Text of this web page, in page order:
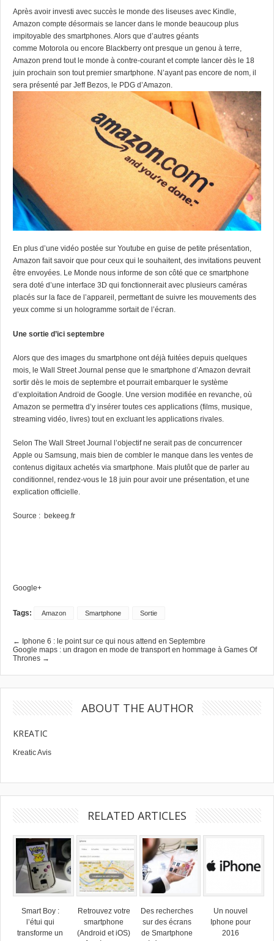
Après avoir investi avec succès le monde des liseuses avec Kindle,
Amazon compte désormais se lancer dans le monde beaucoup plus
impitoyable des smartphones.Alors que d’autres géants
comme Motorola ou encore Blackberry ont presque un genou à terre,
Amazon prend tout le monde à contre-courant et compte lancer dès le 18
juin prochain son tout premier smartphone. N’ayant pas encore de nom, il
sera présenté par Jeff Bezos, le PDG d’Amazon.
En plus d’une vidéo postée sur Youtube en guise de petite présentation,
Amazon fait savoir que pour ceux qui le souhaitent, des invitations peuvent
être envoyées. Le Monde nous informe de son côté que ce smartphone
sera doté d’une interface 3D qui fonctionnerait avec plusieurs caméras
placés sur la face de l’appareil, permettant de suivre les mouvements des
yeux comme si un hologramme sortait de l’écran.
Une sortie d’ici septembre
Alors que des images du smartphone ont déjà fuitées depuis quelques
mois, le Wall Street Journal pense que le smartphone d’Amazon devrait
sortir dès le mois de septembre et pourrait embarquer le système
d’exploitation Android de Google. Une version modifiée en revanche, où
Amazon se permettra d’y insérer toutes ces applications (films, musique,
streaming vidéo, livres) tout en excluant les applications rivales.
Selon The Wall Street Journal l’objectif ne serait pas de concurrencer
Apple ou Samsung, mais bien de combler le manque dans les ventes de
contenus digitaux achetés via smartphone. Mais plutôt que de parler au
conditionnel, rendez-vous le 18 juin pour avoir une présentation, et une
explication officielle.
Source : bekeeg.fr
Google+
Tags: Amazon Smartphone Sortie
← Iphone 6 : le point sur ce qui nous attend en Septembre
Google maps : un dragon en mode de transport en hommage à Games Of
Thrones →
ABOUT THE AUTHOR
KREATIC
Kreatic Avis
RELATED ARTICLES
Smart Boy :
l’étui qui
transforme un
Retrouvez votre
smartphone
(Android et iOS)
Des recherches
sur des écrans
de Smartphone
Un nouvel
Iphone pour
2016